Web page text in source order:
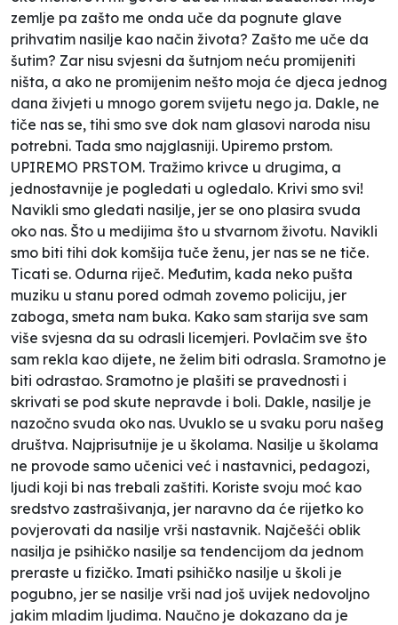
zemlje pa zašto me onda uče da pognute glave
prihvatim nasilje kao način života? Zašto me uče da
šutim? Zar nisu svjesni da šutnjom neću promijeniti
ništa, a ako ne promijenim nešto moja će djeca jednog
dana živjeti u mnogo gorem svijetu nego ja. Dakle, ne
tiče nas se, tihi smo sve dok nam glasovi naroda nisu
potrebni. Tada smo najglasniji. Upiremo prstom.
UPIREMO PRSTOM. Tražimo krivce u drugima, a
jednostavnije je pogledati u ogledalo. Krivi smo svi!
Navikli smo gledati nasilje, jer se ono plasira svuda
oko nas. Što u medijima što u stvarnom životu. Navikli
smo biti tihi dok komšija tuče ženu, jer nas se ne tiče.
Ticati se. Odurna riječ. Međutim, kada neko pušta
muziku u stanu pored odmah zovemo policiju, jer
zaboga, smeta nam buka. Kako sam starija sve sam
više svjesna da su odrasli licemjeri. Povlačim sve što
sam rekla kao dijete, ne želim biti odrasla. Sramotno je
biti odrastao. Sramotno je plašiti se pravednosti i
skrivati se pod skute nepravde i boli. Dakle, nasilje je
nazočno svuda oko nas. Uvuklo se u svaku poru našeg
društva. Najprisutnije je u školama. Nasilje u školama
ne provode samo učenici već i nastavnici, pedagozi,
ljudi koji bi nas trebali zaštiti. Koriste svoju moć kao
sredstvo zastrašivanja, jer naravno da će rijetko ko
povjerovati da nasilje vrši nastavnik. Najčešći oblik
nasilja je psihičko nasilje sa tendencijom da jednom
preraste u fizičko. Imati psihičko nasilje u školi je
pogubno, jer se nasilje vrši nad još uvijek nedovoljno
jakim mladim ljudima. Naučno je dokazano da je